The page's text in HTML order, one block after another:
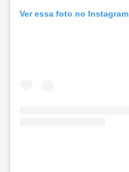
Ver essa foto no Instagram